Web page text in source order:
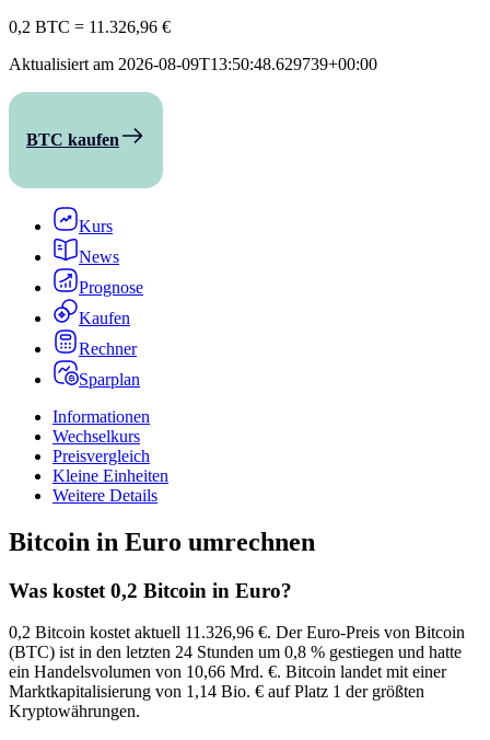
0,2 BTC = 11.326,96 €
Aktualisiert am 2026-08-09T13:50:48.629739+00:00
BTC kaufen
Kurs
News
Prognose
Kaufen
Rechner
Sparplan
Informationen
Wechselkurs
Preisvergleich
Kleine Einheiten
Weitere Details
Bitcoin in Euro umrechnen
Was kostet 0,2 Bitcoin in Euro?
0,2 Bitcoin kostet aktuell 11.326,96 €. DerEuro-Preis von Bitcoin
(BTC) ist in den letzten 24 Stunden um 0,8 % gestiegen und hatte
ein Handelsvolumen von 10,66 Mrd. €. Bitcoin landet mit einer
Marktkapitalisierung von 1,14 Bio. € auf Platz 1 der größten
Kryptowährungen.